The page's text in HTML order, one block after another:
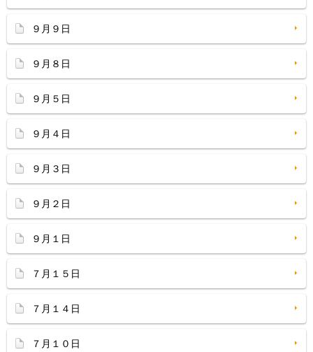
９月９日
９月８日
９月５日
９月４日
９月３日
９月２日
９月１日
７月１５日
７月１４日
７月１０日